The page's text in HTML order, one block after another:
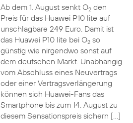
Ab dem 1. August senkt O2den
Preis für das Huawei P10 lite auf
unschlagbare 249 Euro. Damit ist
das Huawei P10 lite bei O2so
günstig wie nirgendwo sonst auf
dem deutschen Markt. Unabhängig
vom Abschluss eines Neuvertrags
oder einer Vertragsverlängerung
können sich Huawei-Fans das
Smartphone bis zum 14. August zu
diesem Sensationspreis sichern […]